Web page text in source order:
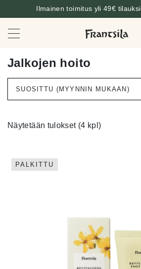
Ilmainen toimitus yli 49€
Jalkojen hoito
Näytetään tulokset (4 kpl)
PALKITTU